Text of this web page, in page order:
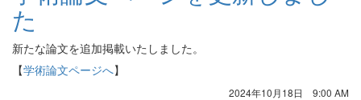
た
新たな論文を追加掲載いたしました。
【学術論文ページへ】
2024年10月18日 9:00 AM